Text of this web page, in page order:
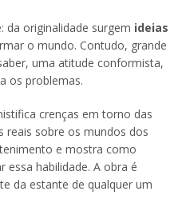
da originalidade surgem ideias
o mundo. Contudo, grande
uma atitude conformista,
os problemas.
crenças em torno das
reais sobre os mundos dos
e mostra como
essa habilidade. A obra é
da estante de qualquer um